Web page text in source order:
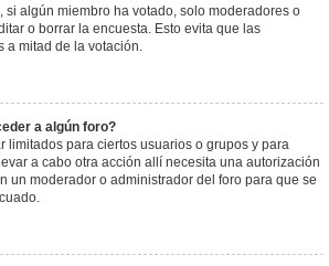
si algún miembro ha votado, solo moderadores o
o borrar la encuesta. Esto evita que las
a mitad de la votación.
a algún foro?
limitados para ciertos usuarios o grupos y para
a cabo otra acción allí necesita una autorización
un moderador o administrador del foro para que se